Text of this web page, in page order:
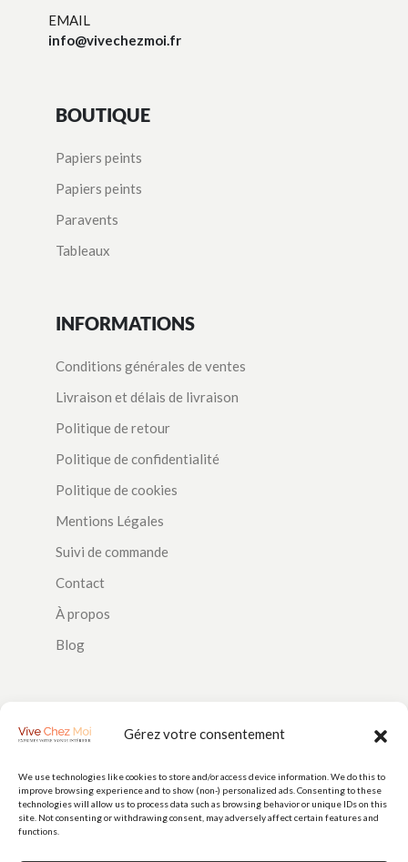
Gérez votre consentement
We use technologies like cookies to store and/or access device information. We do this to
improve browsing experience and to show (non-) personalized ads. Consenting to these
technologies will allow us to process data such as browsing behavior or unique IDs on this
site. Not consenting or withdrawing consent, may adversely affect certain features and
functions.
EMAIL
info@vivechezmoi.fr
BOUTIQUE
Papiers peints
Papiers peints
Paravents
Tableaux
INFORMATIONS
Conditions générales de ventes
Livraison et délais de livraison
Politique de retour
Politique de confidentialité
Politique de cookies
Mentions Légales
Suivi de commande
Contact
À propos
Blog
PAIEMENTS